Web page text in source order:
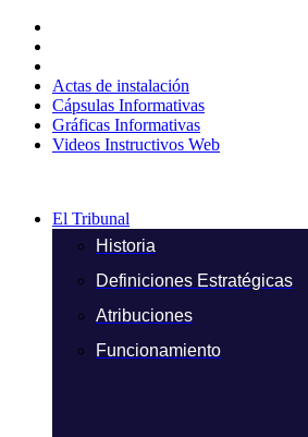
contenido
Actas de instalación
Cápsulas Informativas
Gráficas Informativas
Videos Instructivos Web
El Tribunal
Historia
Definiciones Estratégicas
Atribuciones
Funcionamiento